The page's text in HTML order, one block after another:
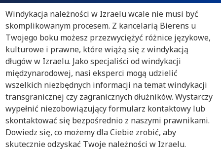
Windykacja należności w Izraelu wcale nie musi być
skomplikowanym procesem. Z kancelarią Bierens u
Twojego boku możesz przezwyciężyć różnice językowe,
kulturowe i prawne, które wiążą się z windykacją
długów w Izraelu. Jako specjaliści od windykacji
międzynarodowej, nasi eksperci mogą udzielić
wszelkich niezbędnych informacji na temat windykacji
transgranicznej czy zagranicznych dłużników. Wystarczy
wypełnić niezobowiązujący formularz kontaktowy lub
skontaktować się bezpośrednio z naszymi prawnikami.
Dowiedz się, co możemy dla Ciebie zrobić, aby
skutecznie odzyskać Twoje należności w Izraelu.